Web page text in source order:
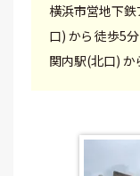
横浜市営地下鉄
口) から 徒歩5
関内駅(北口) か